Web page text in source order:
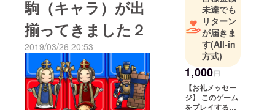
通知するような機能を随時
追加します．しとうは可能
な限り毎日20時に待機する
ようにします．今後は皆様
の遊んでみての感想などで
バランス調整しつつ，デザ
させていただいていたので
すが，大変恐縮ですがもう
１週間ほど猶予をいただき
たく存じます．一応プロ
ジェクトページに掲載して
いたようにアプリ自体は既
駒（キャラ）が出
揃ってきました２
2019/03/26 20:53
ポートをし
ています．
更にその傍
らでバンド
での作曲・
ライブ活
動，スマホ
ゲーム開
未達でも
リターン
が届きま
す(All-in
方式)
1,000円
【お礼メッセー
ジ】 このゲーム
をプレイするの